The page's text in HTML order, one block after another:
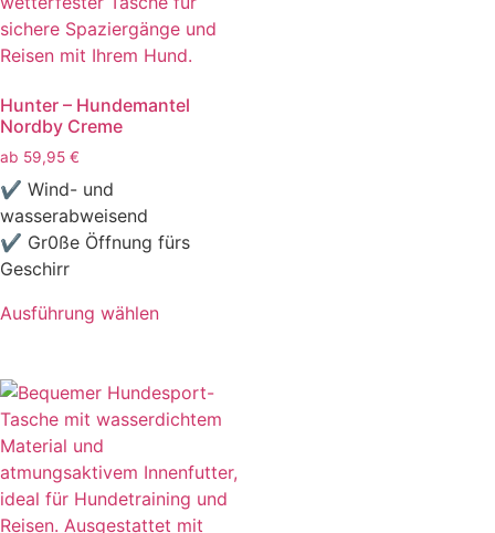
Hunter – Hundemantel
Nordby Creme
ab 59,95 €
✔ Wind- und
wasserabweisend
✔ Gr0ße Öffnung fürs
Geschirr
Ausführung wählen